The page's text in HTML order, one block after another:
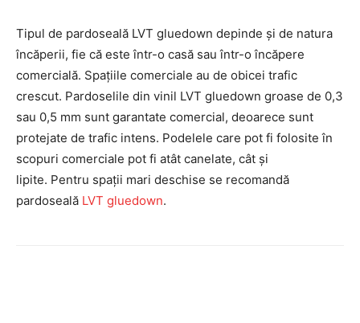
Tipul de pardoseală LVT gluedown depinde și de natura
încăperii, fie că este într-o casă sau într-o încăpere
comercială. Spațiile comerciale au de obicei trafic
crescut. Pardoselile din vinil LVT gluedown groase de 0,3
sau 0,5 mm sunt garantate comercial, deoarece sunt
protejate de trafic intens. Podelele care pot fi folosite în
scopuri comerciale pot fi atât canelate, cât și
lipite. Pentru spații mari deschise se recomandă
pardoseală LVT gluedown.